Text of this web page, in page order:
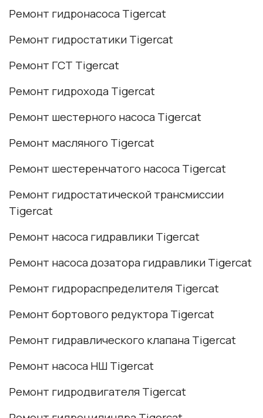
Ремонт гидронасоса Tigercat
Ремонт гидростатики Tigercat
Ремонт ГСТ Tigercat
Ремонт гидрохода Tigercat
Ремонт шестерного насоса Tigercat
Ремонт масляного Tigercat
Ремонт шестеренчатого насоса Tigercat
Ремонт гидростатической трансмиссии
Tigercat
Ремонт насоса гидравлики Tigercat
Ремонт насоса дозатора гидравлики Tigercat
Ремонт гидрораспределителя Tigercat
Ремонт бортового редуктора Tigercat
Ремонт гидравлического клапана Tigercat
Ремонт насоса НШ Tigercat
Ремонт гидродвигателя Tigercat